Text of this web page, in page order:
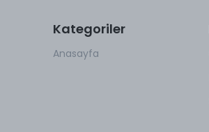
Kategoriler
Anasayfa